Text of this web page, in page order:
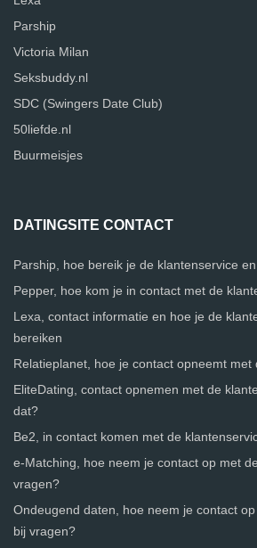
Parship
Victoria Milan
Seksbuddy.nl
SDC (Swingers Date Club)
50liefde.nl
Buurmeisjes
DATINGSITE CONTACT
Parship, hoe bereik je de klantenservice
Pepper, hoe kom je in contact met de
Lexa, contact informatie en hoe je de
bereiken
Relatieplanet, hoe je contact opneemt met
EliteDating, contact opnemen met de
dat?
Be2, in contact komen met de
e-Matching, hoe neem je contact op met
vragen?
Ondeugend daten, hoe neem je contact
bij vragen?